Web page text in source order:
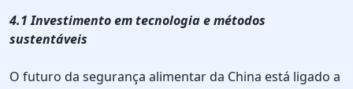
4.1 Investimento em tecnologia e métodos
sustentáveis
O futuro da segurança alimentar da China está ligado a